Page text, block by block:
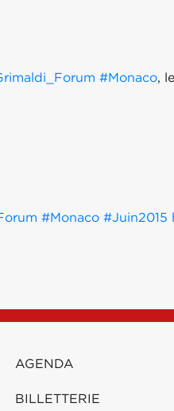
#Monaco,
#Monaco #Juin2015
AGENDA
BILLETTERIE